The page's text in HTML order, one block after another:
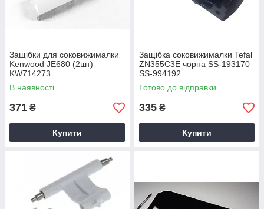
Защібки для соковижималки
Kenwood JE680 (2шт)
KW714273
В наявності
371 ₴
Купити
Защібка соковижималки Tefal
ZN355C3E чорна SS-193170
SS-994192
Готово до відправки
335 ₴
Купити